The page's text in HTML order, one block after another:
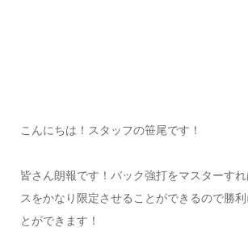
こんにちは！スタッフの笹尾です！
皆さん朗報です！バック強打をマスターす
スをかなり限定させることができるので勝
とができます！